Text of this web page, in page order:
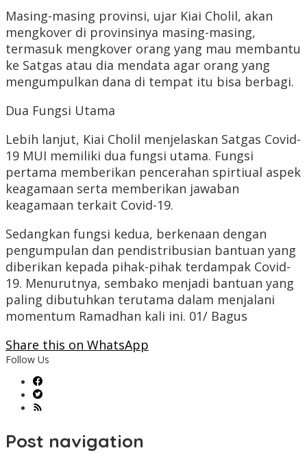
Masing-masing provinsi, ujar Kiai Cholil, akan
mengkover di provinsinya masing-masing,
termasuk mengkover orang yang mau membantu
ke Satgas atau dia mendata agar orang yang
mengumpulkan dana di tempat itu bisa berbagi.
Dua Fungsi Utama
Lebih lanjut, Kiai Cholil menjelaskan Satgas Covid-
19 MUI memiliki dua fungsi utama. Fungsi
pertama memberikan pencerahan spirtiual aspek
keagamaan serta memberikan jawaban
keagamaan terkait Covid-19.
Sedangkan fungsi kedua, berkenaan dengan
pengumpulan dan pendistribusian bantuan yang
diberikan kepada pihak-pihak terdampak Covid-
19. Menurutnya, sembako menjadi bantuan yang
paling dibutuhkan terutama dalam menjalani
momentum Ramadhan kali ini. 01/ Bagus
Share this on WhatsApp
Follow Us
Post navigation